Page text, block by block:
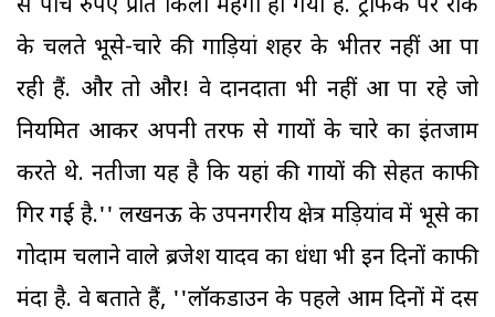
से पांच रुपए प्रति किलो महंगा हो गया है. ट्रैफिक पर रोक
के चलते भूसे-चारे की गाड़ियां शहर के भीतर नहीं आ पा
रही हैं. और तो और! वे दानदाता भी नहीं आ पा रहे जो
नियमित आकर अपनी तरफ से गायों के चारे का इंतजाम
करते थे. नतीजा यह है कि यहां की गायों की सेहत काफी
गिर गई है.'' लखनऊ के उपनगरीय क्षेत्र मड़ियांव में भूसे का
गोदाम चलाने वाले ब्रजेश यादव का धंधा भी इन दिनों काफी
मंदा है. वे बताते हैं, ''लॉकडाउन के पहले आम दिनों में दस